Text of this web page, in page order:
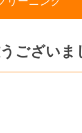
ございま